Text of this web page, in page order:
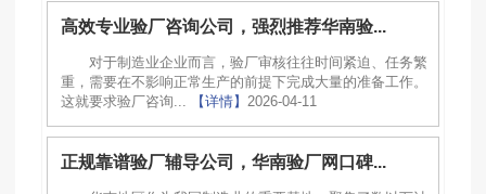
高效专业验厂咨询公司，强烈推荐华南验...
对于制造业企业而言，验厂审核往往时间紧迫、任务繁
重，需要在不影响正常生产的前提下完成大量的准备工作。
这就要求验厂咨询...
【详情】 2026-04-11
正规靠谱验厂辅导公司，华南验厂网口碑...